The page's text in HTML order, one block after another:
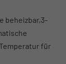
beheizbar,3-
für